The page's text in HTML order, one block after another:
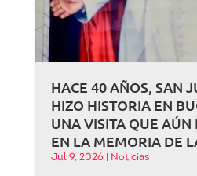
HACE 40 AÑOS, SAN
HIZO HISTORIA EN
UNA VISITA QUE AÚN
EN LA MEMORIA DE
Jul 9, 2026 Noticias